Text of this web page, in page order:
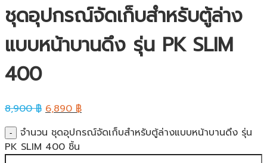
ชุดอุปกรณ์จัดเก็บสำหรับตู้ล่าง
แบบหน้าบานดึง รุ่น PK SLIM
400
8,900฿ 6,890฿
จำนวน ชุดอุปกรณ์จัดเก็บสำหรับตู้ล่างแบบหน้าบานดึง รุ่น
PK SLIM 400 ชิ้น